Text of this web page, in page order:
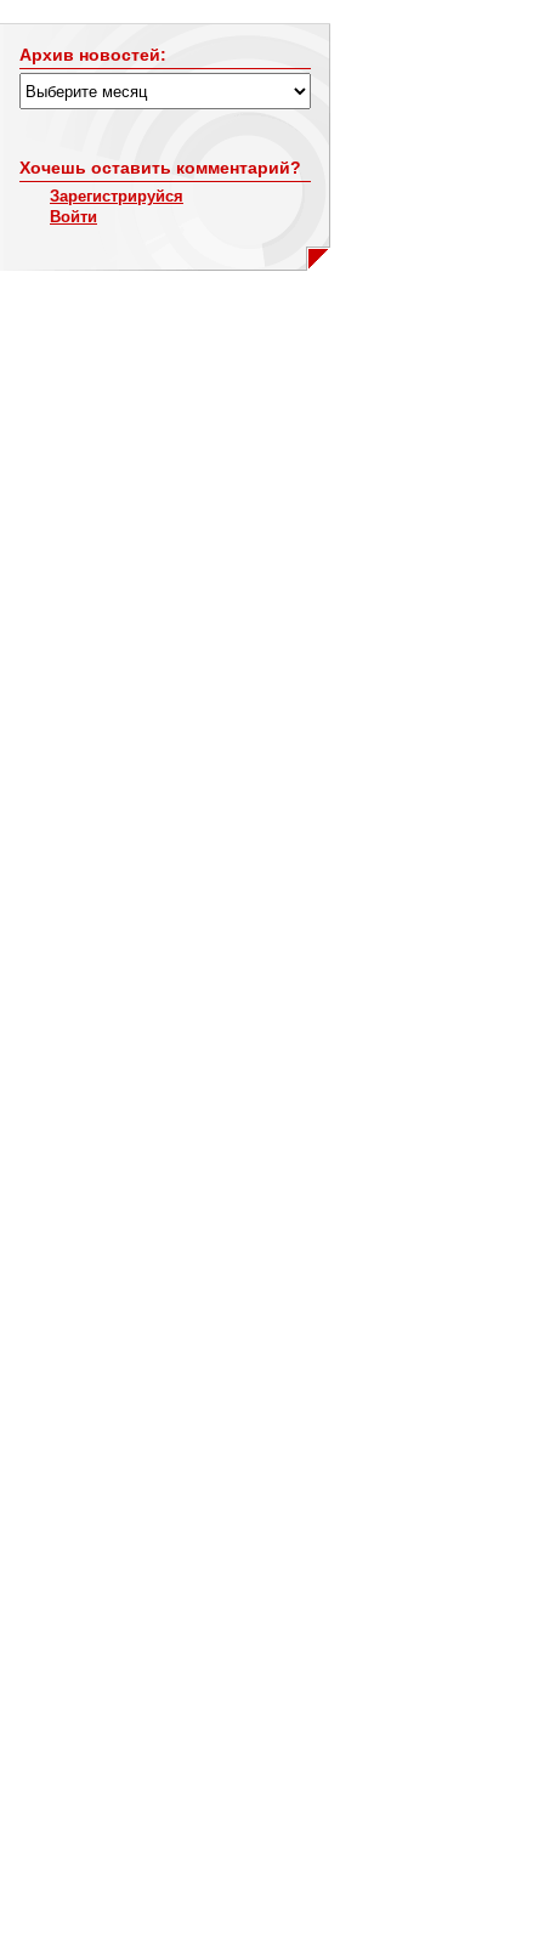
Архив новостей:
Хочешь оставить комментарий?
Зарегистрируйся
Войти